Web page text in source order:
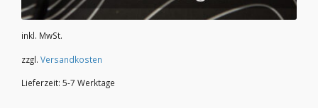
inkl. MwSt.
zzgl. Versandkosten
Lieferzeit: 5-7 Werktage